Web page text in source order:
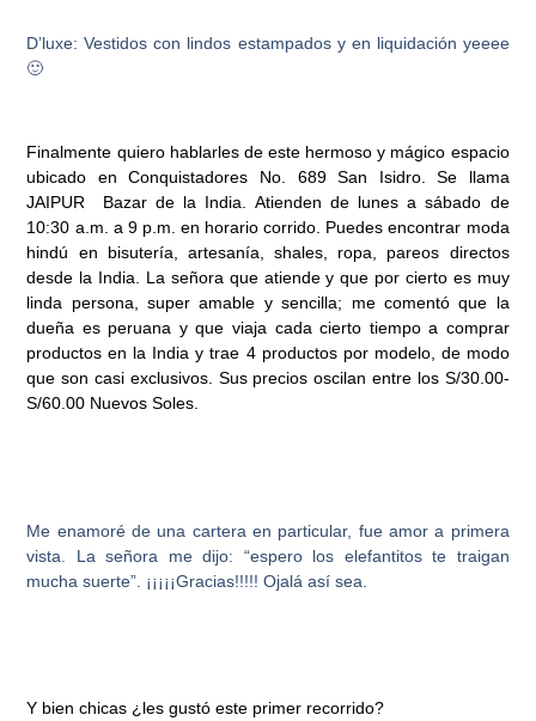
D’luxe: Vestidos con lindos estampados y en liquidación yeeee
🙂
Finalmente quiero hablarles de este hermoso y mágico espacio
ubicado en Conquistadores No. 689 San Isidro. Se llama
JAIPUR Bazar de la India. Atienden de lunes a sábado de
10:30 a.m. a 9 p.m. en horario corrido. Puedes encontrar moda
hindú en bisutería, artesanía, shales, ropa, pareos directos
desde la India. La señora que atiende y que por cierto es muy
linda persona, super amable y sencilla; me comentó que la
dueña es peruana y que viaja cada cierto tiempo a comprar
productos en la India y trae 4 productos por modelo, de modo
que son casi exclusivos. Sus precios oscilan entre los S/30.00-
S/60.00 Nuevos Soles.
Me enamoré de una cartera en particular, fue amor a primera
vista. La señora me dijo: “espero los elefantitos te traigan
mucha suerte”. ¡¡¡¡¡Gracias!!!!! Ojalá así sea.
Y bien chicas ¿les gustó este primer recorrido?